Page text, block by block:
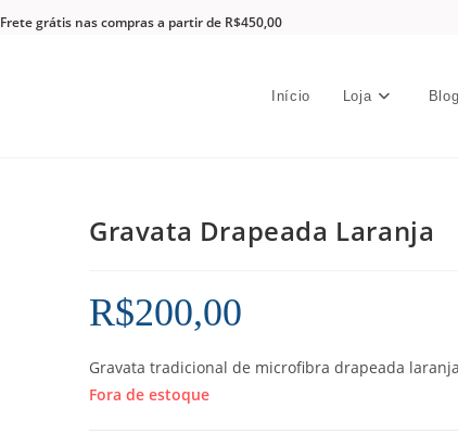
Frete grátis nas compras a partir de R$450,00
Início Loja Blog
Gravata Drapeada Laranja
R$200,00
Gravata tradicional de microfibra drapeada
Fora de estoque